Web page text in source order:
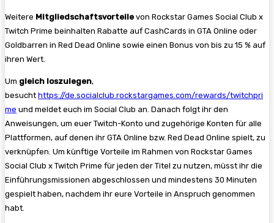
Weitere Mitgliedschaftsvorteile von Rockstar Games Social Club x
Twitch Prime beinhalten Rabatte auf CashCards in GTA Online oder
Goldbarren in Red Dead Online sowie einen Bonus von bis zu 15 % auf
ihren Wert.
Um gleich loszulegen,
besucht https://de.socialclub.rockstargames.com/rewards/twitchpri
me und meldet euch im Social Club an. Danach folgt ihr den
Anweisungen, um euer Twitch-Konto und zugehörige Konten für alle
Plattformen, auf denen ihr GTA Online bzw. Red Dead Online spielt, zu
verknüpfen. Um künftige Vorteile im Rahmen von Rockstar Games
Social Club x Twitch Prime für jeden der Titel zu nutzen, müsst ihr die
Einführungsmissionen abgeschlossen und mindestens 30 Minuten
gespielt haben, nachdem ihr eure Vorteile in Anspruch genommen
habt.